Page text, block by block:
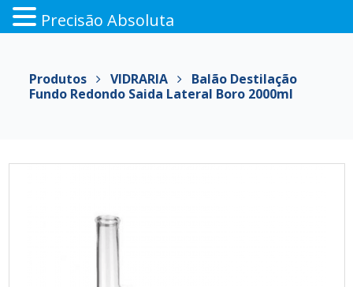
conteúdo
Produtos VIDRARIA
Balão Destilação
Fundo Redondo Saida Lateral Boro 2000ml
Precisão Absoluta